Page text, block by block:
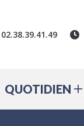
02.38.39.41.49
QUOTIDIEN